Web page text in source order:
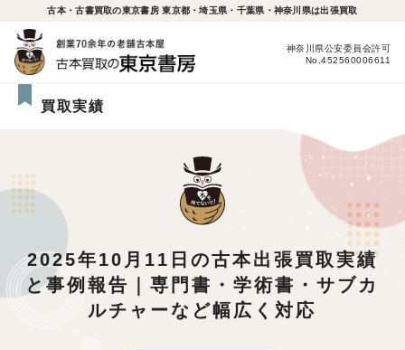
古本・古書買取の東京書房 東京都・埼玉県・千葉県・神奈川県は出張買取
神奈川県公安委員会許可
No.452560006611
買取実績
2025年10月11日の古本出張買取実績
と事例報告｜専門書・学術書・サブカ
ルチャーなど幅広く対応